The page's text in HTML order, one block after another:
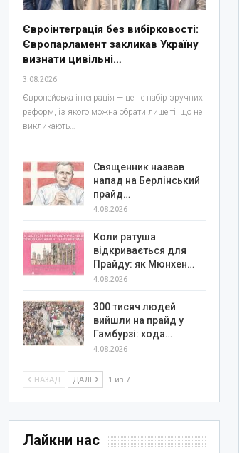
Євроінтеграція без вибірковості:
Європарламент закликав Україну
визнати цивільні…
3.08.2026
Європейська інтеграція — це не набір зручних
реформ, із якого можна обрати лише ті, що не
викликають…
Священник назвав
напад на Берлінський
прайд…
4.08.2026
Коли ратуша
відкривається для
Прайду: як Мюнхен…
4.08.2026
300 тисяч людей
вийшли на прайд у
Гамбурзі: хода…
4.08.2026
НАЗАД ДАЛІ 1 из 7
Лайкни нас